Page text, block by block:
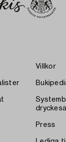
Villkor
Press